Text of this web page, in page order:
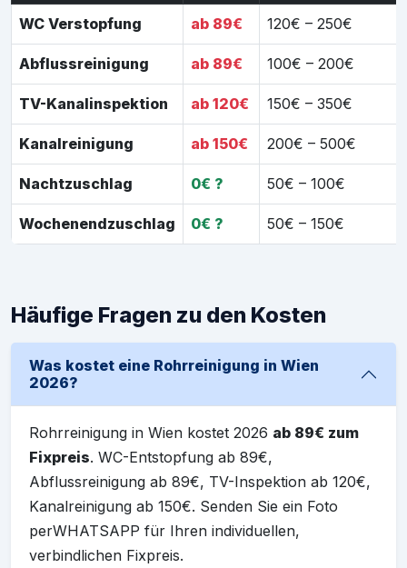
WC Verstopfung ab 89€ 120€ – 250€
Abflussreinigung ab 89€ 100€ – 200€
TV-Kanalinspektion ab 120€ 150€ – 350€
Kanalreinigung ab 150€ 200€ – 500€
Nachtzuschlag 0€ ? 50€ – 100€
Wochenendzuschlag 0€ ? 50€ – 150€
Häufige Fragen zu den Kosten
Was kostet eine Rohrreinigung in Wien
2026?
Rohrreinigung in Wien kostet 2026 ab 89€ zum
Fixpreis. WC-Entstopfung ab 89€,
Abflussreinigung ab 89€, TV-Inspektion ab 120€,
Kanalreinigung ab 150€. Senden Sie ein Foto
perWHATSAPP für Ihren individuellen,
verbindlichen Fixpreis.